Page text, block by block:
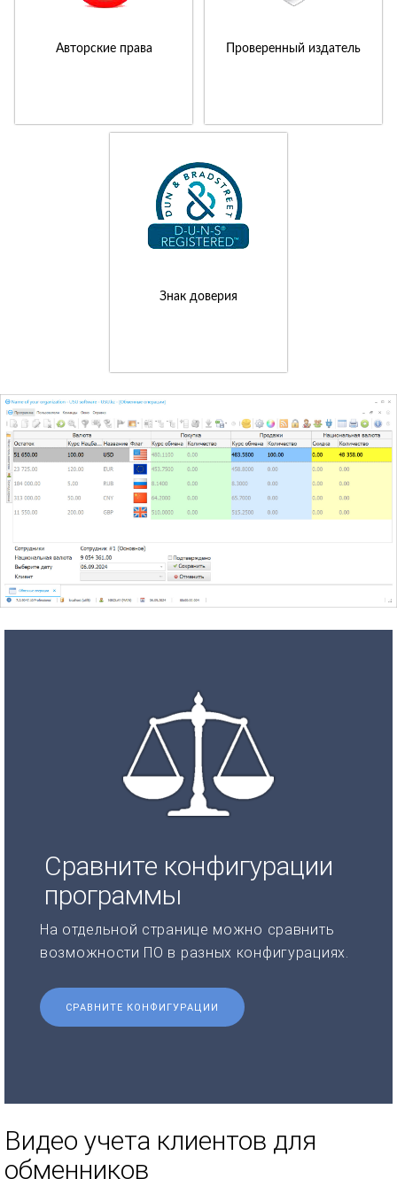
Авторские права Проверенный издатель
Знак доверия
Сравните конфигурации
программы
На отдельной странице можно сравнить
возможности ПО в разных конфигурациях.
СРАВНИТЕ КОНФИГУРАЦИИ
Видео учета клиентов для
обменников